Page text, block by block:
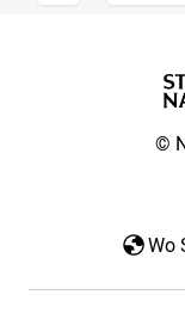
©
Wo